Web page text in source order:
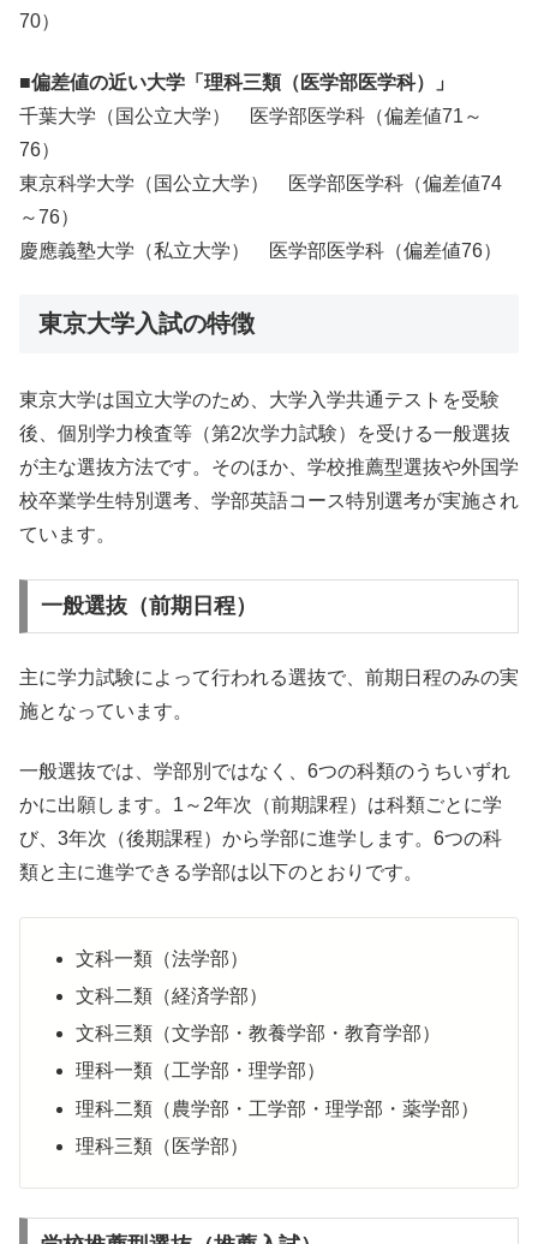
70）
■偏差値の近い大学「理科三類（医学部医学科）」
千葉大学（国公立大学） 医学部医学科（偏差値71～
76）
東京科学大学（国公立大学） 医学部医学科（偏差値74
～76）
慶應義塾大学（私立大学） 医学部医学科（偏差値76）
東京大学入試の特徴
東京大学は国立大学のため、大学入学共通テストを受験
後、個別学力検査等（第2次学力試験）を受ける一般選抜
が主な選抜方法です。そのほか、学校推薦型選抜や外国学
校卒業学生特別選考、学部英語コース特別選考が実施され
ています。
一般選抜（前期日程）
主に学力試験によって行われる選抜で、前期日程のみの実
施となっています。
一般選抜では、学部別ではなく、6つの科類のうちいずれ
かに出願します。1～2年次（前期課程）は科類ごとに学
び、3年次（後期課程）から学部に進学します。6つの科
類と主に進学できる学部は以下のとおりです。
文科一類（法学部）
文科二類（経済学部）
文科三類（文学部・教養学部・教育学部）
理科一類（工学部・理学部）
理科二類（農学部・工学部・理学部・薬学部）
理科三類（医学部）